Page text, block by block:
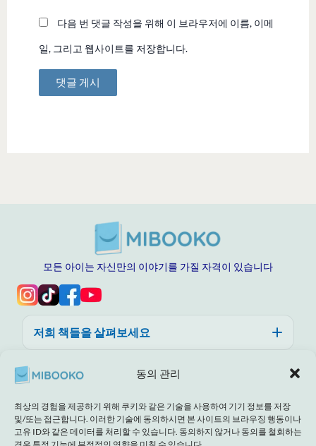
동의 관리
최상의 경험을 제공하기 위해 쿠키와 같은 기술을 사용하여 기기 정보를 저장
및/또는 접근합니다. 이러한 기술에 동의하시면 본 사이트의 브라우징 행동이나
고유 ID와 같은 데이터를 처리할 수 있습니다. 동의하지 않거나 동의를 철회하는
다음 번 댓글 작성을 위해 이 브라우저에 이름, 이메
일, 그리고 웹사이트를 저장합니다.
모든 아이는 자신만의 이야기를 가질 자격이 있습니다
저희 책들을 살펴보세요
도움, 신뢰, 그리고 품질
미부코 소개